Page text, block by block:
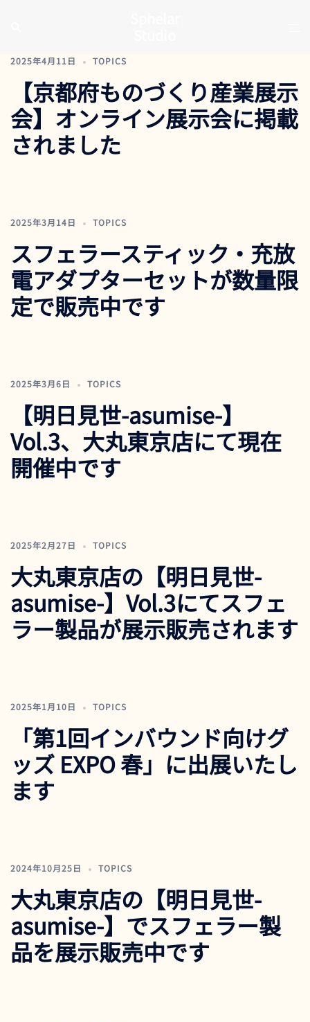
メ
ニ
ュ
ー
2025年4月11日 TOPICS
【京都府ものづくり産業展示
会】オンライン展示会に掲載
されました
2025年3月14日 TOPICS
スフェラースティック・充放
電アダプターセットが数量限
定で販売中です
2025年3月6日 TOPICS
【明日見世-asumise-】
Vol.3、大丸東京店にて現在
開催中です
2025年2月27日 TOPICS
大丸東京店の【明日見世-
asumise-】Vol.3にてスフェ
ラー製品が展示販売されます
2025年1月10日 TOPICS
「第1回インバウンド向けグ
ッズ EXPO 春」に出展いたし
ます
2024年10月25日 TOPICS
大丸東京店の【明日見世-
asumise-】でスフェラー製
品を展示販売中です